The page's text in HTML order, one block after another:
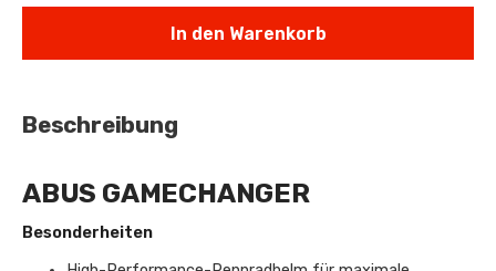
In den Warenkorb
Beschreibung
ABUS GAMECHANGER
Besonderheiten